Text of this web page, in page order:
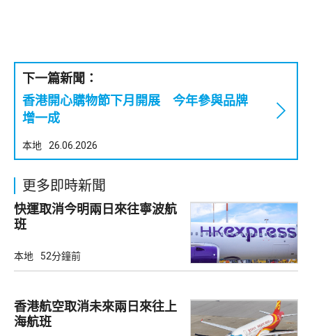
下一篇新聞：
香港開心購物節下月開展 今年參與品牌
增一成
本地 26.06.2026
更多即時新聞
快運取消今明兩日來往寧波航
班
本地 52分鐘前
香港航空取消未來兩日來往上
海航班